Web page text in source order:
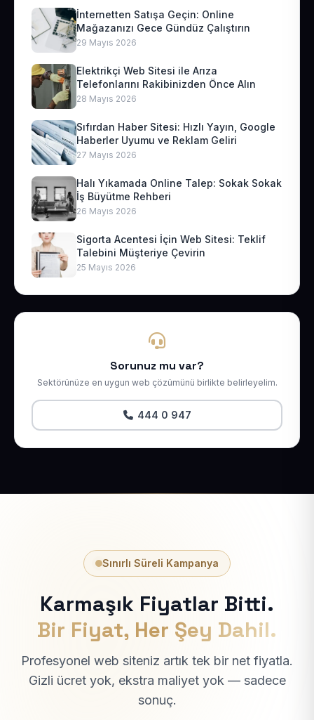
İnternetten Satışa Geçin: Online
Mağazanızı Gece Gündüz Çalıştırın
29 Mayıs 2026
Elektrikçi Web Sitesi ile Arıza
Telefonlarını Rakibinizden Önce Alın
28 Mayıs 2026
Sıfırdan Haber Sitesi: Hızlı Yayın, Google
Haberler Uyumu ve Reklam Geliri
27 Mayıs 2026
Halı Yıkamada Online Talep: Sokak Sokak
İş Büyütme Rehberi
26 Mayıs 2026
Sigorta Acentesi İçin Web Sitesi: Teklif
Talebini Müşteriye Çevirin
25 Mayıs 2026
Sorunuz mu var?
Sektörünüze en uygun web çözümünü birlikte belirleyelim.
444 0 947
Sınırlı Süreli Kampanya
Karmaşık Fiyatlar Bitti.
Bir Fiyat, Her Şey Dahil.
Profesyonel web siteniz artık tek bir net fiyatla.
Gizli ücret yok, ekstra maliyet yok — sadece
sonuç.